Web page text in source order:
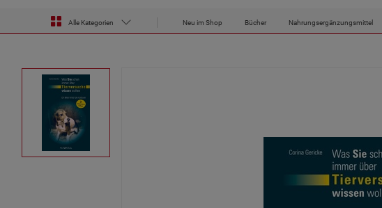
Alle Kategorien Neu im Shop Bücher Nahrungsergänzungsmittel